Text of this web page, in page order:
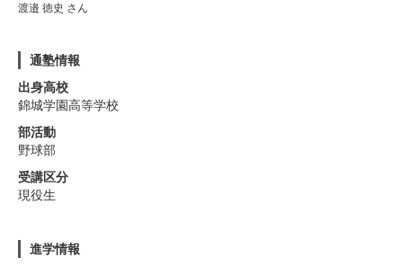
渡邉 徳史 さん
通塾情報
出身高校
錦城学園高等学校
部活動
野球部
受講区分
現役生
進学情報